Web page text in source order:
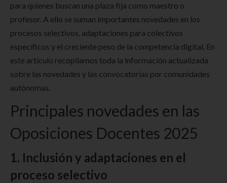
para quienes buscan una plaza fija como maestro o
profesor. A ello se suman importantes novedades en los
procesos selectivos, adaptaciones para colectivos
específicos y el creciente peso de la competencia digital. En
este artículo recopilamos toda la información actualizada
sobre las novedades y las convocatorias por comunidades
autónomas.
Principales novedades en las
Oposiciones Docentes 2025
1. Inclusión y adaptaciones en el
proceso selectivo